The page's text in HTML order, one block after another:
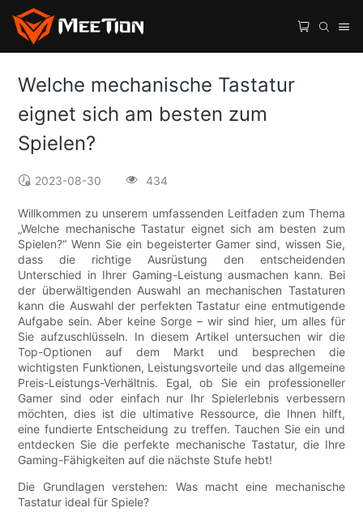
Welche mechanische Tastatur
eignet sich am besten zum
Spielen?
2023-08-30 434
Willkommen zu unserem umfassenden Leitfaden zum Thema
„Welche mechanische Tastatur eignet sich am besten zum
Spielen?“ Wenn Sie ein begeisterter Gamer sind, wissen Sie,
dass die richtige Ausrüstung den entscheidenden
Unterschied in Ihrer Gaming-Leistung ausmachen kann. Bei
der überwältigenden Auswahl an mechanischen Tastaturen
kann die Auswahl der perfekten Tastatur eine entmutigende
Aufgabe sein. Aber keine Sorge – wir sind hier, um alles für
Sie aufzuschlüsseln. In diesem Artikel untersuchen wir die
Top-Optionen auf dem Markt und besprechen die
wichtigsten Funktionen, Leistungsvorteile und das allgemeine
Preis-Leistungs-Verhältnis. Egal, ob Sie ein professioneller
Gamer sind oder einfach nur Ihr Spielerlebnis verbessern
möchten, dies ist die ultimative Ressource, die Ihnen hilft,
eine fundierte Entscheidung zu treffen. Tauchen Sie ein und
entdecken Sie die perfekte mechanische Tastatur, die Ihre
Gaming-Fähigkeiten auf die nächste Stufe hebt!
Die Grundlagen verstehen: Was macht eine mechanische
Tastatur ideal für Spiele?